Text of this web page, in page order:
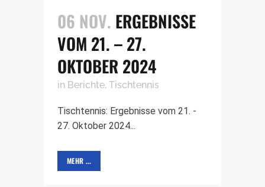
06 NOV. ERGEBNISSE
VOM 21. – 27.
OKTOBER 2024
in Berichte, Tischtennis
Tischtennis: Ergebnisse vom 21. -
27. Oktober 2024...
MEHR ...